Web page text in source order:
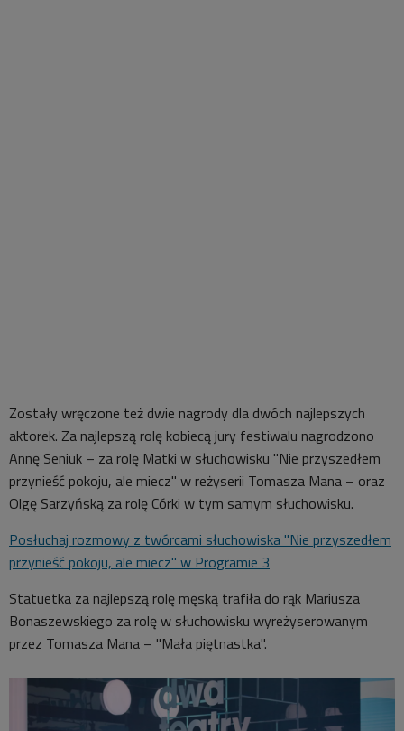
Zostały wręczone też dwie nagrody dla dwóch najlepszych
aktorek. Za najlepszą rolę kobiecą jury festiwalu nagrodzono
Annę Seniuk – za rolę Matki w słuchowisku "Nie przyszedłem
przynieść pokoju, ale miecz" w reżyserii Tomasza Mana – oraz
Olgę Sarzyńską za rolę Córki w tym samym słuchowisku.
Posłuchaj rozmowy z twórcami słuchowiska "Nie przyszedłem
przynieść pokoju, ale miecz" w Programie 3
Statuetka za najlepszą rolę męską trafiła do rąk Mariusza
Bonaszewskiego za rolę w słuchowisku wyreżyserowanym
przez Tomasza Mana – "Mała piętnastka".